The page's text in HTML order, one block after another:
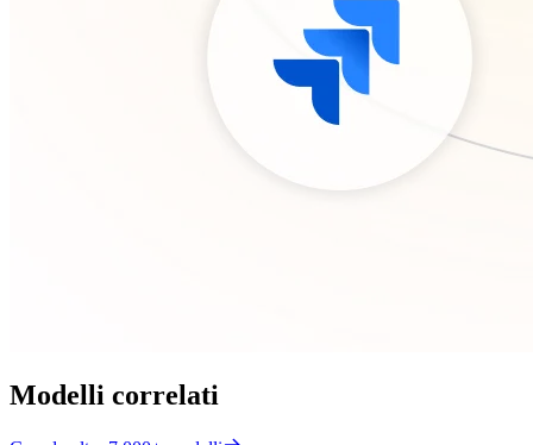
Modelli correlati